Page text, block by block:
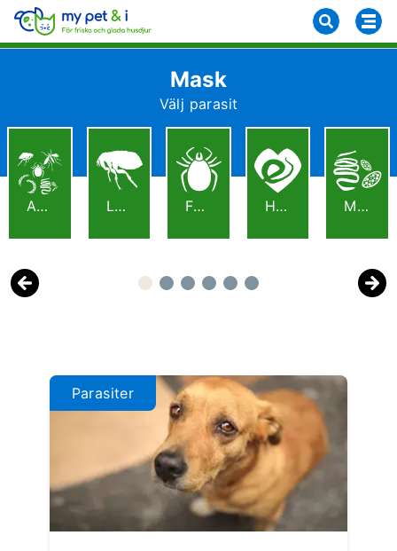
Mask
Välj parasit
Previous
ALLA LOPPOR FÄSTINGAR HJÄRTMASK MASK
Next
Parasiter